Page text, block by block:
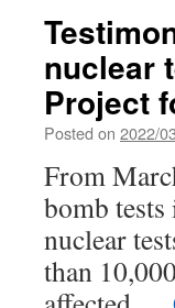
nuclear
Project
Posted on 2022/
From
bomb
nuclear
than